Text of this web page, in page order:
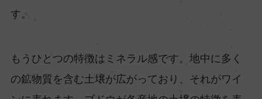
す。
もうひとつの特徴はミネラル感です。地中に多く
の鉱物質を含む土壌が広がっており、それがワイ